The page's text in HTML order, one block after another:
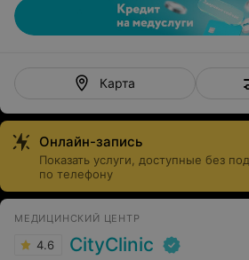
Карта
Онлайн-запись
Показать услуги, доступные без
по телефону
МЕДИЦИНСКИЙ ЦЕНТР
4.6 CityClinic